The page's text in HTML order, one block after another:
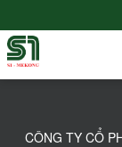
CÔNG TY CỔ